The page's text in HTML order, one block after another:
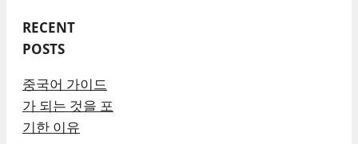
RECENT
POSTS
중국어 가이드
가 되는 것을 포
기한 이유